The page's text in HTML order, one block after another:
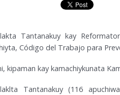
Tantanakuy kay
Código del Trabajo para
kipaman kay kamachiykunata
Tantanakuy (116